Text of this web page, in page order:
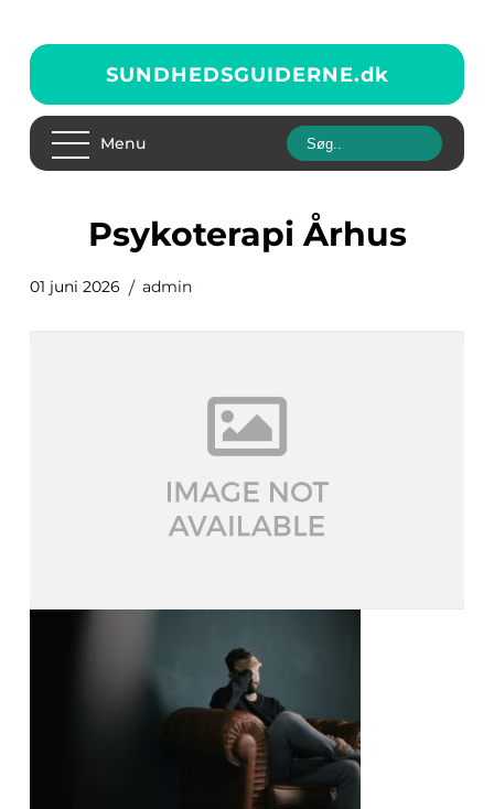
SUNDHEDSGUIDERNE.dk
Menu
Psykoterapi Århus
01 juni 2026 admin